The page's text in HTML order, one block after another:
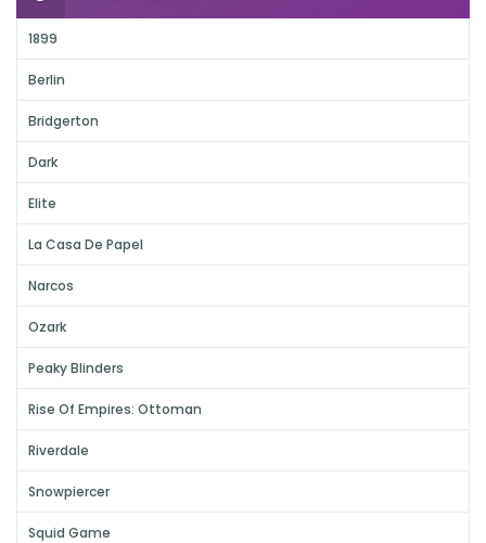
1899
Berlin
Bridgerton
Dark
Elite
La Casa De Papel
Narcos
Ozark
Peaky Blinders
Rise Of Empires: Ottoman
Riverdale
Snowpiercer
Squid Game